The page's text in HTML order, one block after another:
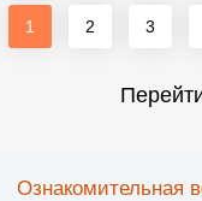
1 2 3
Ознакомительная